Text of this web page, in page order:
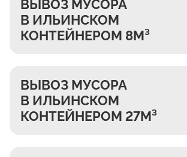
ВЫВОЗ МУСОРА
В ИЛЬИНСКОМ
КОНТЕЙНЕРОМ 8М³
ВЫВОЗ МУСОРА
В ИЛЬИНСКОМ
КОНТЕЙНЕРОМ 27М³